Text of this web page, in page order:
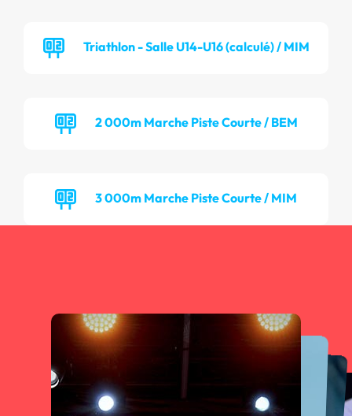
Triathlon - Salle U14-U16 (calculé) / MIM
2 000m Marche Piste Courte / BEM
3 000m Marche Piste Courte / MIM